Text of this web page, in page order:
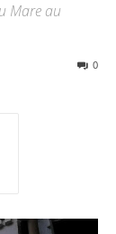
Mare au
0